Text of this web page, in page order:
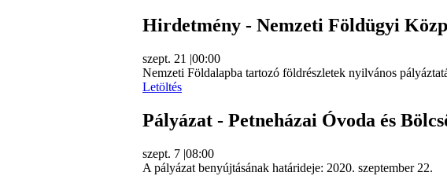
Hirdetmény - Nemzeti Földügyi
szept. 21 |00:00
Nemzeti Földalapba tartozó földrészletek nyilvános
Letöltés
Pályázat - Petneházai Óvoda és
szept. 7 |08:00
A pályázat benyújtásának határideje: 2020. szeptember 22.